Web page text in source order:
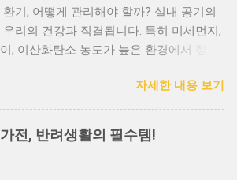
제거하는 데 매우 중요한 역할을 합니다.
등급 : 99.95~99.995%의 초미세먼지
거 가능 E11~E12 등급 : 95~99.5% 수준
용하는 제품이 더욱 효과적입니다. 2.
수치가 높을수록 좋은 건가요?
Air Delivery Rate) 는 단위 시간당
환기, 어떻게 관리해야 할까? 실내 공기의
우리의 건강과 직결됩니다. 특히 미세먼지,
, 이산화탄소 농도가 높은 환경에서 장시
있어요. 그렇다면, 건강한 실내 환경을 유
면 어떻게 환기를 관리해야 할까요? 1. 하
이상, 10분씩 짧고 강하게 장시간 창문을
어놓는 것보다, 짧고 강한 환기가 효과적
자세한 내용 보기
전, 반려생활의 필수템!